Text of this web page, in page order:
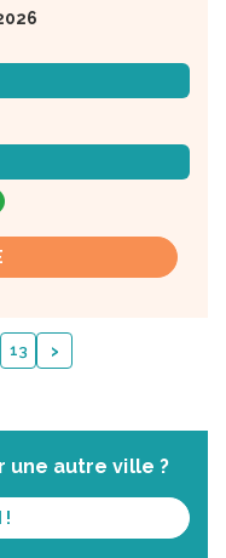
13 ›
une autre ville ?
!